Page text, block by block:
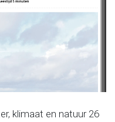
klimaat en natuur 26